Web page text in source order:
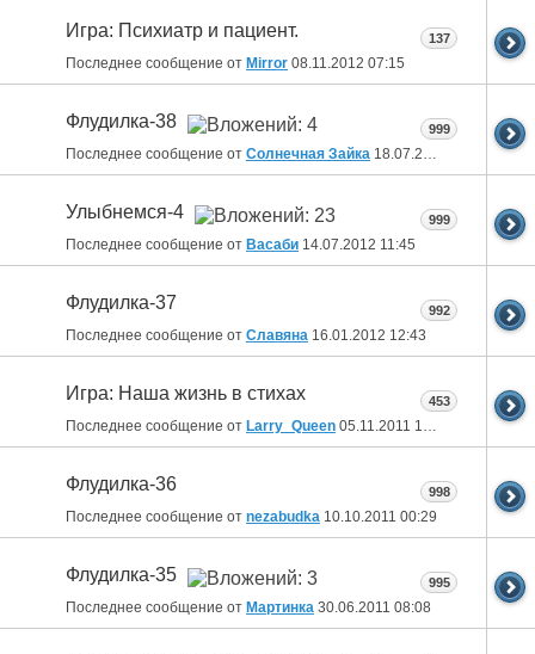
Игра: Психиатр и пациент.
Последнее сообщение от Mirror 08.11.2012 07:15
137
Флудилка-38
Последнее сообщение от Солнечная Зайка 18.07.2012
999
Улыбнемся-4
Последнее сообщение от Васаби 14.07.2012 11:45
999
Флудилка-37
Последнее сообщение от Славяна 16.01.2012 12:43
992
Игра: Наша жизнь в стихах
Последнее сообщение от Larry_Queen 05.11.2011 15:19
453
Флудилка-36
Последнее сообщение от nezabudka 10.10.2011 00:29
998
Флудилка-35
Последнее сообщение от Мартинка 30.06.2011 08:08
995